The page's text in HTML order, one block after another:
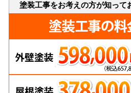
塗装工事をお考えの方が知って